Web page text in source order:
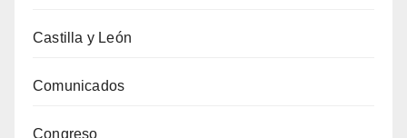
Castilla y León
Comunicados
Congreso